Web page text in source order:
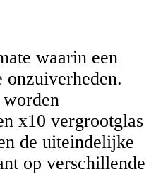
waarin een
onzuiverheden.
x10 vergrootglas
de uiteindelijke
op verschillende